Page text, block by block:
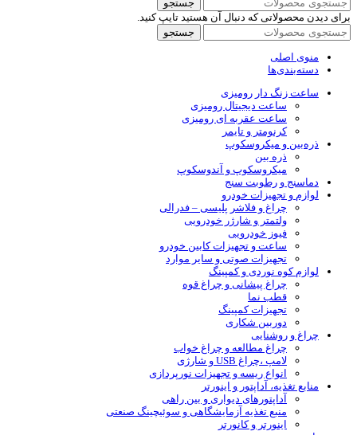
جستجو
برای دیدن محصولاتی که دنبال آن هستید تایپ کنید.
جستجو
منوی اصلی
دسته‌بندی‌ها
ساعت زنگ دار رومیزی
ساعت دیجیتال رومیزی
ساعت عقربه ای رومیزی
کرنومتر و تایمر
ذره‌بین و میکروسکوپ
ذره بین
میکروسکوپ و آندوسکوپ
دماسنج و رطوبت سنج
لوازم و تجهیزات خودرو
چراغ و فلاشر پلیسی – فدرالی
ولتمتر و شارژر خودرویی
فیوز خودرویی
ساعت و تجهیزات کابین خودرو
تجهیزات صوتی و سایر موارد
لوازم کوه نوردی و کمپینگ
چراغ پیشانی و چراغ قوه
قطب نما
تجهیزات کمپینگ
دوربین شکاری
چراغ و روشنایی
چراغ مطالعه و چراغ خواب
لامپ ،چراغ USB و شارژی
انواع ریسه و تجهیزات نورپردازی
منابع تغذیه، آداپتور و اینورتر
آداپتورهای دیواری و بین راهی
منبع تغذیه آزمایشگاهی و سوئیچینگ صنعتی
اینورتر و کانورتر